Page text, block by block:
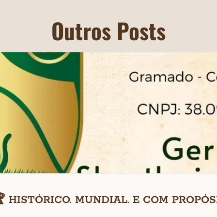
Outros Posts
HISTÓRICO. MUNDIAL. E COM